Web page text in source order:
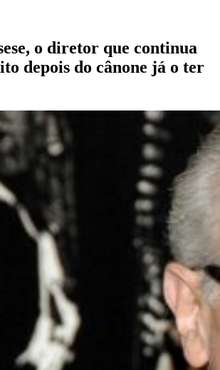
o diretor que continua
depois do cânone já o ter